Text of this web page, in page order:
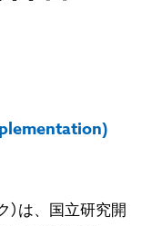
）は、国立研究開